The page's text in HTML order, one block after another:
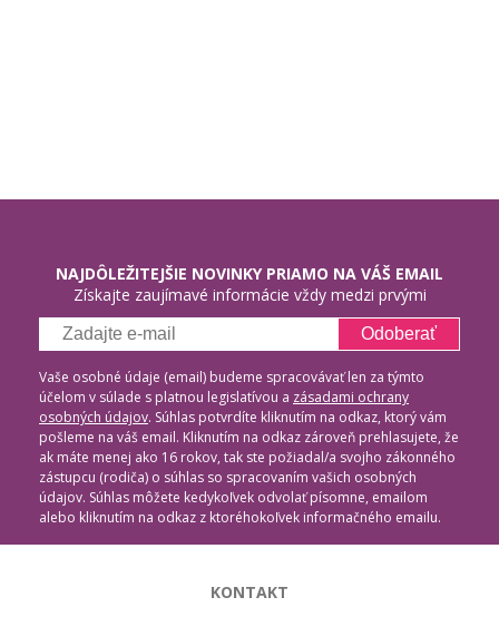
NAJDÔLEŽITEJŠIE NOVINKY PRIAMO NA VÁŠ EMAIL
Získajte zaujímavé informácie vždy medzi prvými
Odoberať
Vaše osobné údaje (email) budeme spracovávať len za týmto
účelom v súlade s platnou legislatívou a zásadami ochrany
osobných údajov. Súhlas potvrdíte kliknutím na odkaz, ktorý vám
pošleme na váš email. Kliknutím na odkaz zároveň prehlasujete, že
ak máte menej ako 16 rokov, tak ste požiadal/a svojho zákonného
zástupcu (rodiča) o súhlas so spracovaním vašich osobných
údajov. Súhlas môžete kedykoľvek odvolať písomne, emailom
alebo kliknutím na odkaz z ktoréhokoľvek informačného emailu.
KONTAKT